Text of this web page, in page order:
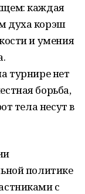
каждая
духа корэш
и умения
турнире нет
борьба,
тела несут в
политике
с